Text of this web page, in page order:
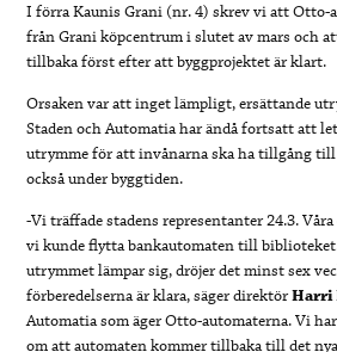
I förra Kaunis Grani (nr. 4) skrev vi att
från Grani köpcentrum i slutet av mars och
tillbaka först efter att byggprojektet är klart.
Orsaken var att inget lämpligt, ersättande
Staden och Automatia har ändå fortsatt att
utrymme för att invånarna ska ha tillgång
också under byggtiden.
-Vi träffade stadens representanter 24.3.
vi kunde flytta bankautomaten till
utrymmet lämpar sig, dröjer det minst sex
förberedelserna är klara, säger direktörHarri
Automatia som äger Otto-automaterna. Vi
om att automaten kommer tillbaka till det